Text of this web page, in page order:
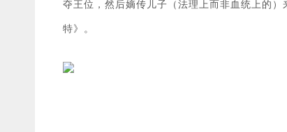
夺王位，然后嫡传儿子（法理上而非血统上的
特》。